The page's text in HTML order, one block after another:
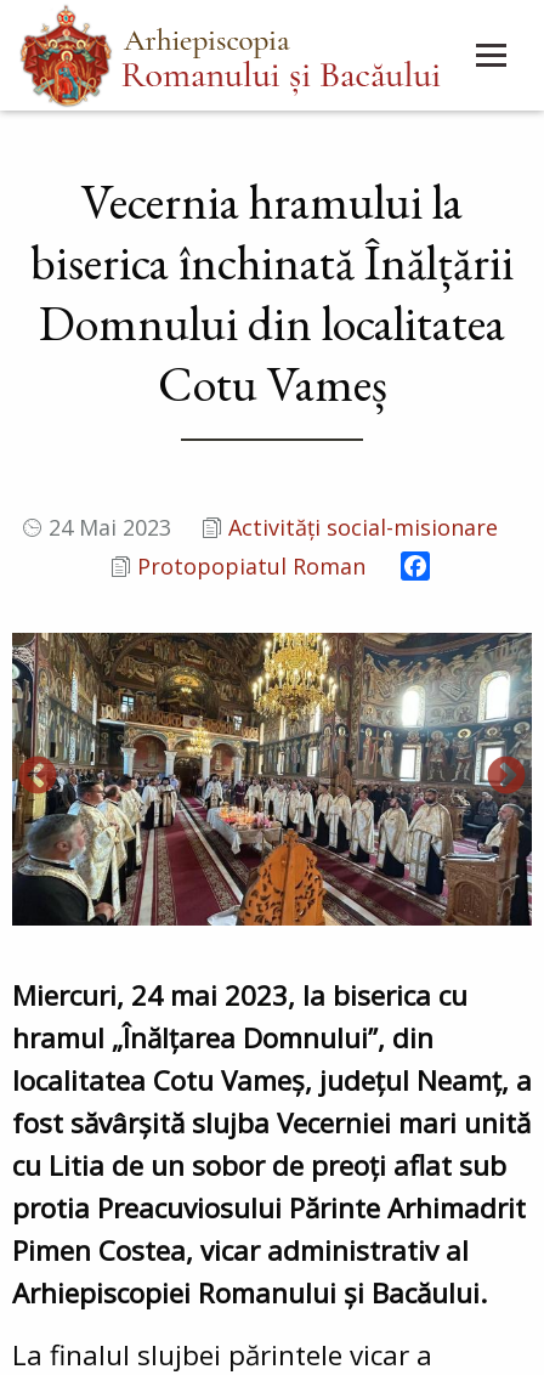
Mergi
la
conţinutul
Main
menu
Vecernia hramului la
biserica închinată Înălțării
Domnului din localitatea
Cotu Vameș
24 Mai 2023
Activități social-misionare
Protopopiatul Roman
Miercuri, 24 mai 2023, la biserica cu
hramul „Înălțarea Domnului”, din
localitatea Cotu Vameș, județul Neamț, a
fost săvârșită slujba Vecerniei mari unită
cu Litia de un sobor de preoți aflat sub
protia Preacuviosului Părinte Arhimadrit
Pimen Costea, vicaradministrativ al
Arhiepiscopiei Romanului și Bacăului.
La finalul slujbei părintele vicar a